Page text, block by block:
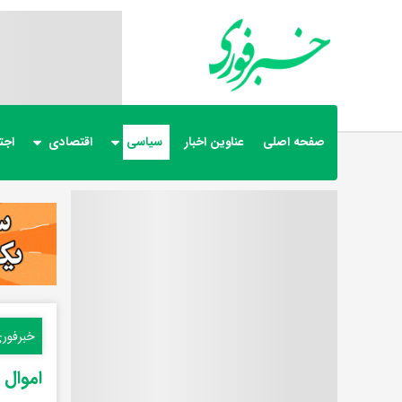
صفحه اصلی عناوین اخبار سیاسی اقتصادی